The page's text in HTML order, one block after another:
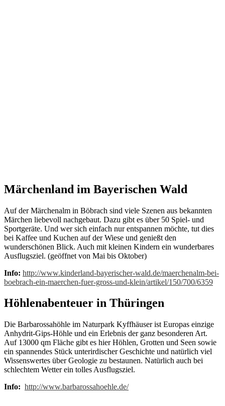
Märchenland im Bayerischen Wald
Auf der Märchenalm in Böbrach sind viele Szenen aus bekannten
Märchen liebevoll nachgebaut. Dazu gibt es über 50 Spiel- und
Sportgeräte. Und wer sich einfach nur entspannen möchte, tut dies
bei Kaffee und Kuchen auf der Wiese und genießt den
wunderschönen Blick. Auch mit kleinen Kindern ein wunderbares
Ausflugsziel. (geöffnet von Mai bis Oktober)
Info: http://www.kinderland-bayerischer-wald.de/maerchenalm-bei-
boebrach-ein-maerchen-fuer-gross-und-klein/artikel/150/700/6359
Höhlenabenteuer in Thüringen
Die Barbarossahöhle im Naturpark Kyffhäuser ist Europas einzige
Anhydrit-Gips-Höhle und ein Erlebnis der ganz besonderen Art.
Auf 13000 qm Fläche gibt es hier Höhlen, Grotten und Seen sowie
ein spannendes Stück unterirdischer Geschichte und natürlich viel
Wissenswertes über Geologie zu bestaunen. Natürlich auch bei
schlechtem Wetter ein tolles Ausflugsziel.
Info: http://www.barbarossahoehle.de/